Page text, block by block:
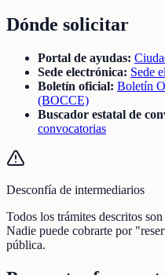
Dónde solicitar
Portal de ayudas:
Sede electrónica: Sede
Boletín oficial: Boletín
(BOCCE)
Buscador estatal de
convocatorias
Desconfía de intermediarios
Todos los trámites descritos
Nadie puede cobrarte por
pública.